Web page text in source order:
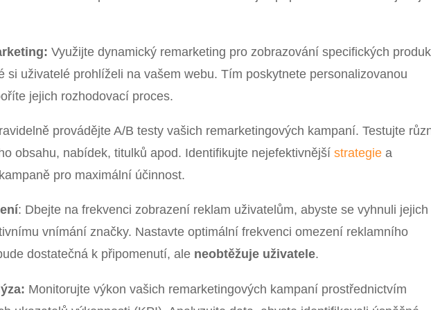
Využijte dynamický remarketing pro zobrazování specifických
si uživatelé prohlíželi na vašem webu. Tím poskytnete personalizovanou
jejich rozhodovací proces.
provádějte A/B testy vašich remarketingových kampaní. Testujte
obsahu, nabídek, titulků apod. Identifikujte nejefektivnějšístrategie a
pro maximální účinnost.
: Dbejte na frekvenci zobrazení reklam uživatelům, abyste se vyhnuli jejich
vnímání značky. Nastavte optimální frekvenci omezení reklamního
dostatečná k připomenutí, ale neobtěžuje uživatele.
Monitorujte výkon vašich remarketingových kampaní prostřednictvím